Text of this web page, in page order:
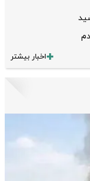
اخبار بیشتر